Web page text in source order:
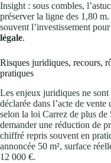
Insight : sous combles,
préserver la ligne des 1,80
souvent l’investissement
légale.
Risques juridiques, recours,
pratiques
Les enjeux juridiques ne
déclarée dans l’acte de vente
selon la loi Carrez de plus de
demander une réduction de
chiffré repris souvent en
annoncée 50 m², surface
12 000 €.